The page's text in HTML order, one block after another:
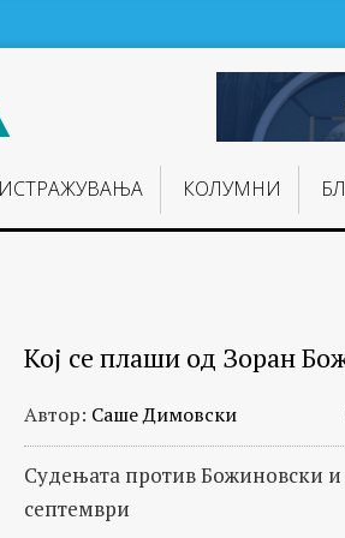
ИСТРАЖУВАЊA КОЛУМНИ
Кој се плаши од Зоран
Автор: Саше Димовски
Судењата против Божиновски и
септември